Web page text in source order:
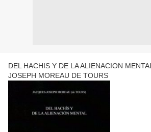
DEL HACHIS Y DE LA ALIENACION
JOSEPH MOREAU DE TOURS